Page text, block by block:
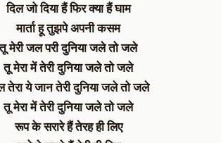
दिल जो दिया हैं फिर क्या हैं घाम
मार्ता हू तुझपे अपनी कसम
तू मेरी जल परी दुनिया जले तो जले
तू मेरा में तेरी दुनिया जले तो जले
तेरा ये जान तेरी दुनिया जले तो जले
तू मेरा में तेरी दुनिया जले तो जले
रूप के सरारे हैं तेरह ही लिए